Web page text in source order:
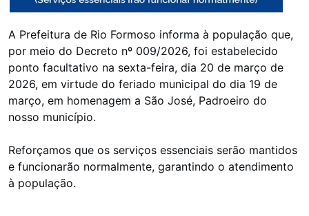
A Prefeitura de Rio Formoso informa à população que,
por meio do Decreto nº 009/2026, foi estabelecido
ponto facultativo na sexta-feira, dia 20 de março de
2026, em virtude do feriado municipal do dia 19 de
março, em homenagem a São José, Padroeiro do
nosso município.
Reforçamos que os serviços essenciais serão mantidos
e funcionarão normalmente, garantindo o atendimento
à população.